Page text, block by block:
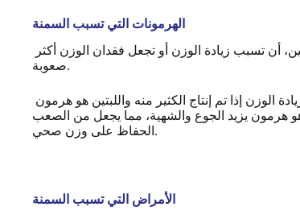
الهرمونات التي تسبب السمنة
صعوبة.
هرمون يزيد الجوع والشهية، مما يجعل من الصعب
الحفاظ على وزن صحي.
الأمراض التي تسبب السمنة